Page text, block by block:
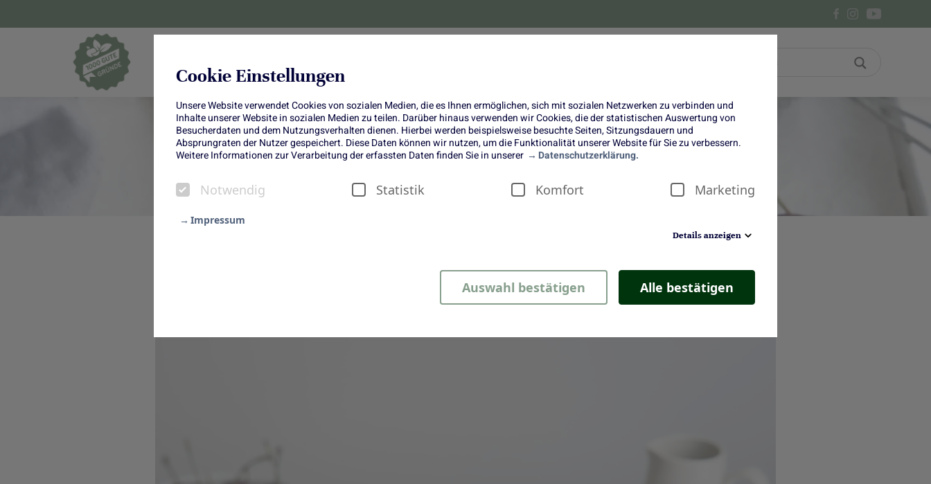
Cookie Einstellungen
Unsere Website verwendet Cookies von sozialen Medien, die es Ihnen ermöglichen, sich mit sozialen Netzwerken zu verbinden und
Inhalte unserer Website in sozialen Medien zu teilen. Darüber hinaus verwenden wir Cookies, die der statistischen Auswertung von
Besucherdaten und dem Nutzungsverhalten dienen. Hierbei werden beispielsweise besuchte Seiten, Sitzungsdauern und
Absprungraten der Nutzer gespeichert. Diese Daten können wir nutzen, um die Funktionalität unserer Website für Sie zu verbessern.
Weitere Informationen zur Verarbeitung der erfassten Daten finden Sie in unserer
Datenschutzerklärung.
Notwendig Statistik Komfort Marketing
Impressum
Details anzeigen
Auswahl bestätigen Alle bestätigen
Kirsch-Quark-Strudel